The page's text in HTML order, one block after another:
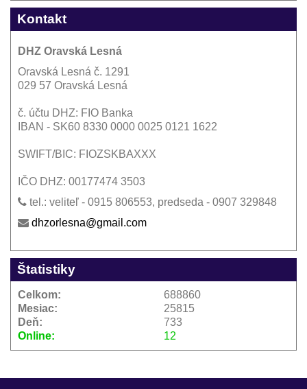
Kontakt
DHZ Oravská Lesná
Oravská Lesná č. 1291
029 57 Oravská Lesná
č. účtu DHZ: FIO Banka
IBAN - SK60 8330 0000 0025 0121 1622
SWIFT/BIC: FIOZSKBAXXX
IČO DHZ: 00177474 3503
tel.: veliteľ - 0915 806553, predseda - 0907 329848
dhzorlesna@gmail.com
Štatistiky
Online: 12
Celkom:
688860
Mesiac:
25815
Deň:
733